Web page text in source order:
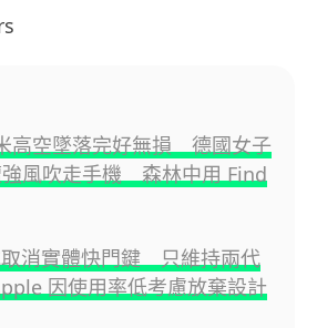
高空墜落完好無損 德國女子
風吹走手機 森林中用 Find
消實體快門鍵 只維持兩代
因使用率低考慮放棄設計